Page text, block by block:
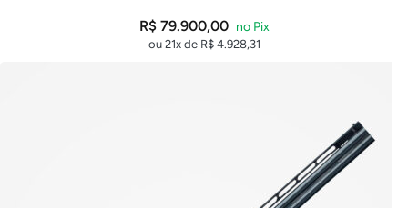
R$79.900,00
ou 21x de R$ 4.928,31